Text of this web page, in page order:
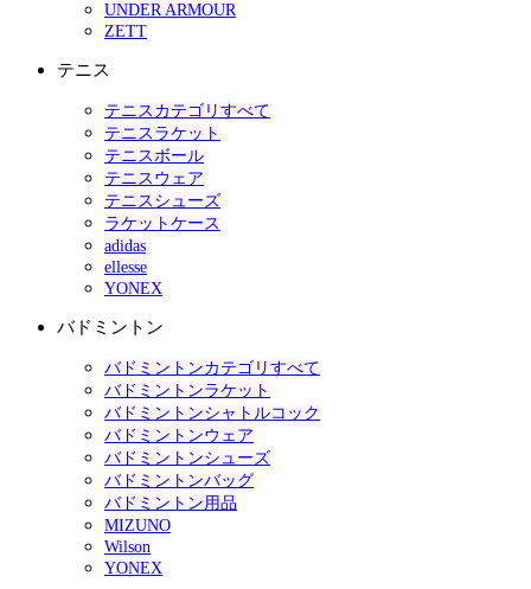
UNDER ARMOUR
ZETT
テニス
テニスカテゴリすべて
テニスラケット
テニスボール
テニスウェア
テニスシューズ
ラケットケース
adidas
ellesse
YONEX
バドミントン
バドミントンカテゴリすべて
バドミントンラケット
バドミントンシャトルコック
バドミントンウェア
バドミントンシューズ
バドミントンバッグ
バドミントン用品
MIZUNO
Wilson
YONEX